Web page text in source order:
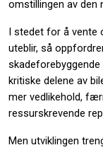
omstillingen av den
I stedet for å vente
uteblir, så
kritiske delene av
mer vedlikehold,
ressurskrevende
Men utviklingen